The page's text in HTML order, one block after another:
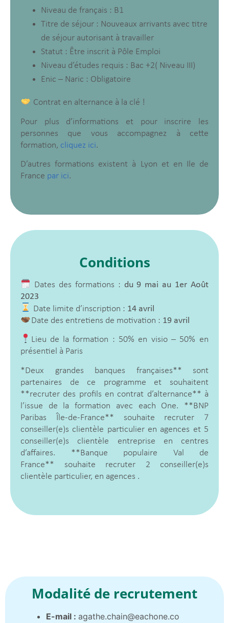
Niveau de français : B1
Titre de séjour : Nouveaux arrivants avec titre
de séjour autorisant à travailler
Statut : Être inscrit à Pôle Emploi
Niveau d’études requis : Bac +2( Niveau III)
Enic – Naric : Obligatoire
Contrat en alternance à la clé !
Pour plus d’informations et pour inscrire les
personnes que vous accompagnez à cette
formation, cliquez ici.
D’autres formations existent à Lyon et en Ile de
France par ici.
Conditions
Dates des formations : du 9 mai au 1er Août
2023
Date limite d’inscription : 14 avril
Date des entretiens de motivation : 19 avril
Lieu de la formation : 50% en visio – 50% en
présentiel à Paris
*Deux grandes banques françaises** sont
partenaires de ce programme et souhaitent
**recruter des profils en contrat d’alternance** à
l’issue de la formation avec each One. **BNP
Paribas Île-de-France** souhaite recruter 7
conseiller(e)s clientèle particulier en agences et 5
conseiller(e)s clientèle entreprise en centres
d’affaires. **Banque populaire Val de
France** souhaite recruter 2 conseiller(e)s
clientèle particulier, en agences .
Modalité de recrutement
E-mail : agathe.chain@eachone.co